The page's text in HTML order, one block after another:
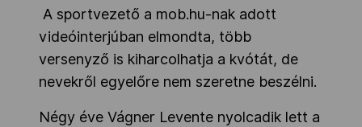
A sportvezető a mob.hu-nak adott
videóinterjúban elmondta, több
versenyző is kiharcolhatja a kvótát, de
nevekről egyelőre nem szeretne beszélni.
Négy éve Vágner Levente nyolcadik lett a